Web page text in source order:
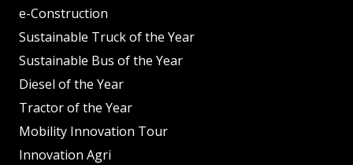
e-Construction
Sustainable Truck of the Year
Sustainable Bus of the Year
Diesel of the Year
Tractor of the Year
Mobility Innovation Tour
Innovation Agri